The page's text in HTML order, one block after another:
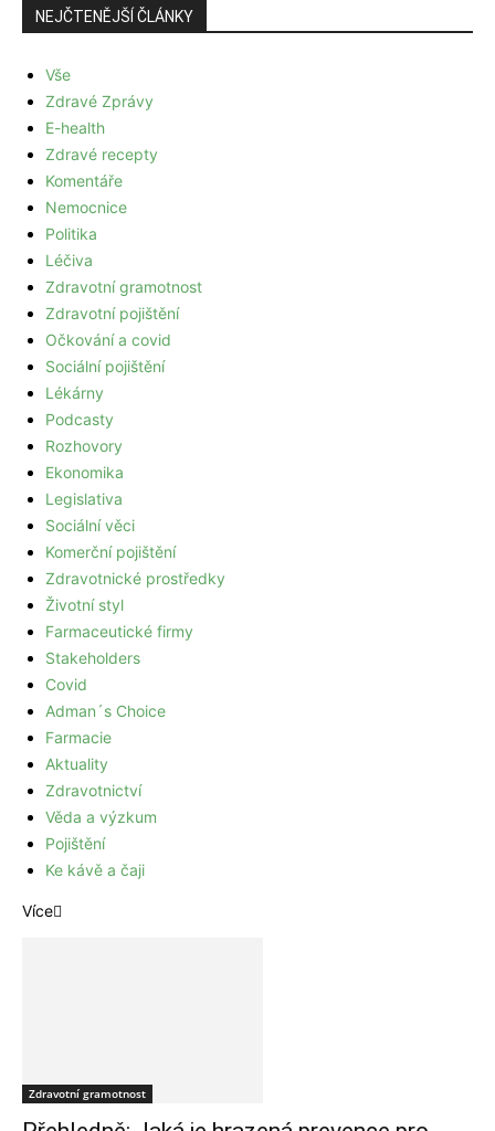
NEJČTENĚJŠÍ ČLÁNKY
Vše
Zdravé Zprávy
E-health
Zdravé recepty
Komentáře
Nemocnice
Politika
Léčiva
Zdravotní gramotnost
Zdravotní pojištění
Očkování a covid
Sociální pojištění
Lékárny
Podcasty
Rozhovory
Ekonomika
Legislativa
Sociální věci
Komerční pojištění
Zdravotnické prostředky
Životní styl
Farmaceutické firmy
Stakeholders
Covid
Adman´s Choice
Farmacie
Aktuality
Zdravotnictví
Věda a výzkum
Pojištění
Ke kávě a čaji
Více
Zdravotní gramotnost